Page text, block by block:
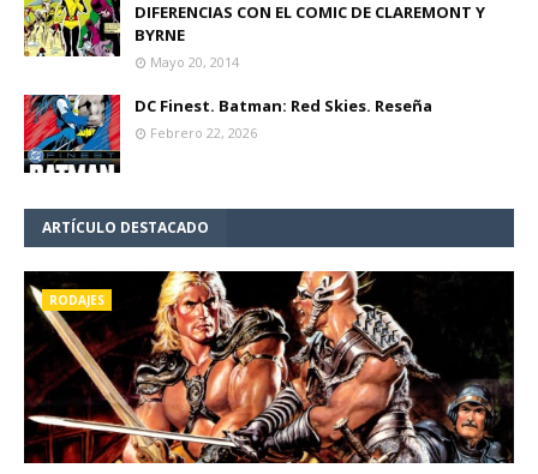
DIFERENCIAS CON EL COMIC DE CLAREMONT Y
BYRNE
Mayo 20, 2014
DC Finest. Batman: Red Skies. Reseña
Febrero 22, 2026
ARTÍCULO DESTACADO
RODAJES